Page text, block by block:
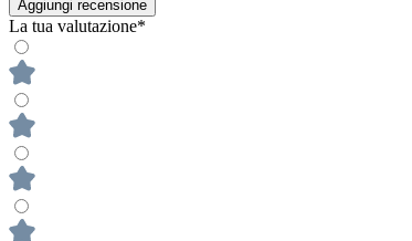
Aggiungi recensione
La tua valutazione*